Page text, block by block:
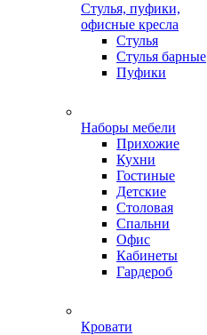
Стулья, пуфики,
офисные кресла
Стулья
Стулья барные
Пуфики
Наборы мебели
Прихожие
Кухни
Гостиные
Детские
Столовая
Спальни
Офис
Кабинеты
Гардероб
Кровати